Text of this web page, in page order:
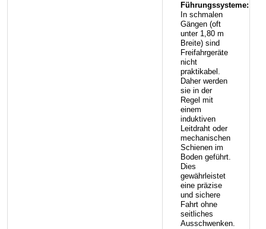
Führungssysteme:
In schmalen
Gängen (oft
unter 1,80 m
Breite) sind
Freifahrgeräte
nicht
praktikabel.
Daher werden
sie in der
Regel mit
einem
induktiven
Leitdraht oder
mechanischen
Schienen im
Boden geführt.
Dies
gewährleistet
eine präzise
und sichere
Fahrt ohne
seitliches
Ausschwenken.